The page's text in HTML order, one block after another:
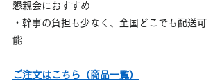
懇親会におすすめ
・幹事の負担も少なく、全国どこでも配送可
能
ご注文はこちら（商品一覧）